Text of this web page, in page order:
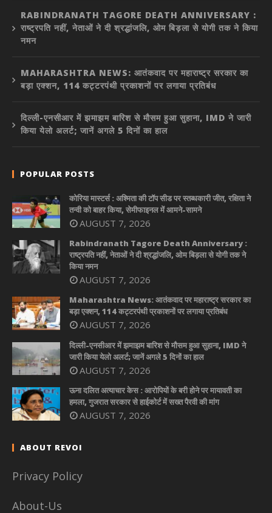
RABINDRANATH TAGORE DEATH ANNIVERSARY :
राष्ट्रपति नहीं, नेताओं ने दी श्रद्धांजलि, ओम बिड़ला से योगी तक ने किया
नमन
MAHARASHTRA NEWS: आतंकवाद पर महाराष्ट्र सरकार का
बड़ा एक्शन, 114 कट्टरपंथी प्रकाशनों पर लगाया प्रतिबंध
दिल्ली-एनसीआर में झमाझम बारिश से मौसम हुआ सुहाना, IMD ने जारी
किया येलो अलर्ट; जानें अगले 5 दिनों का हाल
POPULAR POSTS
कोरिया मास्टर्स : अश्मिता की टॉप सीड पर स्तब्धकारी जीत, रक्षिता ने
तन्वी को बाहर किया, सेमीफाइनल में आमने-सामने
AUGUST 7, 2026
Rabindranath Tagore Death Anniversary :
राष्ट्रपति नहीं, नेताओं ने दी श्रद्धांजलि, ओम बिड़ला से योगी तक ने
किया नमन
AUGUST 7, 2026
Maharashtra News: आतंकवाद पर महाराष्ट्र सरकार का
बड़ा एक्शन, 114 कट्टरपंथी प्रकाशनों पर लगाया प्रतिबंध
AUGUST 7, 2026
दिल्ली-एनसीआर में झमाझम बारिश से मौसम हुआ सुहाना, IMD ने
जारी किया येलो अलर्ट; जानें अगले 5 दिनों का हाल
AUGUST 7, 2026
ऊना दलित अत्याचार केस : आरोपियों के बरी होने पर मायावती का
हमला, गुजरात सरकार से हाईकोर्ट में सख्त पैरवी की मांग
AUGUST 7, 2026
ABOUT REVOI
Privacy Policy
About-Us